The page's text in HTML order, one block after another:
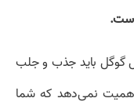
گوگل باید جذب و جلب
نمی‌دهد که شما